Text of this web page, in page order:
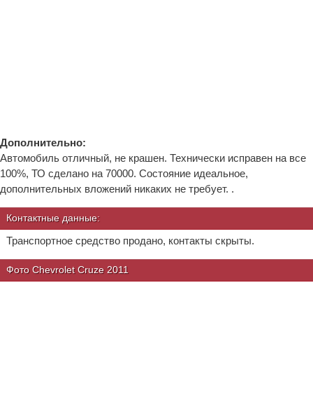
Дополнительно:
Автомобиль отличный, не крашен. Технически исправен на все
100%, ТО сделано на 70000. Состояние идеальное,
дополнительных вложений никаких не требует. .
Контактные данные:
Транспортное средство продано, контакты скрыты.
Фото Chevrolet Cruze 2011